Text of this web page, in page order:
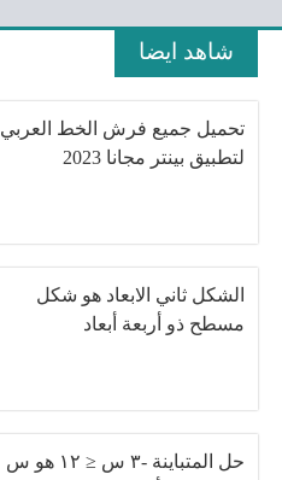
شاهد ايضا
تحميل جميع فرش الخط العربي
لتطبيق بينتر مجانا 2023
الشكل ثاني الابعاد هو شكل
مسطح ذو أربعة أبعاد
حل المتباينة -٣ س ≤ ١٢ هو س